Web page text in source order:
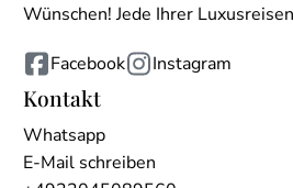
Wünschen! Jede Ihrer
Facebook Instagram
Kontakt
Whatsapp
E-Mail schreiben